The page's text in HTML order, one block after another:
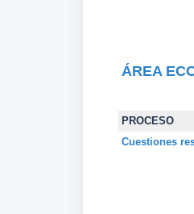
ÁREA
PROCESO
Cuestiones